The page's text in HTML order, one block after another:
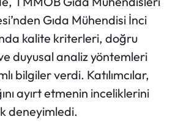
Gıda Mühendisi İnci
kalite kriterleri, doğru
duyusal analiz yöntemleri
bilgiler verdi. Katılımcılar,
ayırt etmenin inceliklerini
deneyimledi.